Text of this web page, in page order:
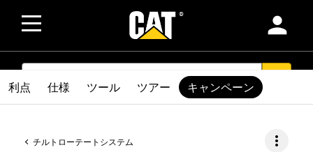
person
SEARCH
チルトローテートシステム more_vert
利点 仕様 ツール ツアー キャンペーン